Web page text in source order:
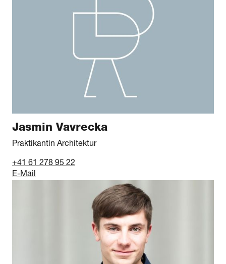
Jasmin Vavrecka
Praktikantin Architektur
+41 61 278 95 22
E-Mail